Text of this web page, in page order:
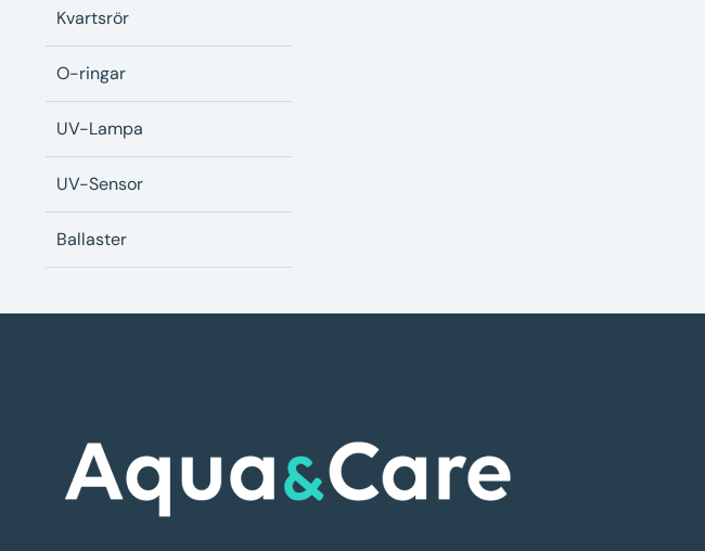
Kvartsrör
O-ringar
UV-Lampa
UV-Sensor
Ballaster